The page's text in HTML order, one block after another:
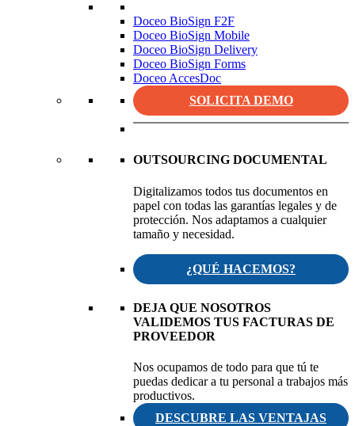
Doceo BioSign F2F
Doceo BioSign Mobile
Doceo BioSign Delivery
Doceo BioSign Forms
Doceo AccesDoc
SOLICITA DEMO
OUTSOURCING DOCUMENTAL
Digitalizamos todos tus documentos en
papel con todas las garantías legales y de
protección. Nos adaptamos a cualquier
tamaño y necesidad.
¿QUÉ HACEMOS?
DEJA QUE NOSOTROS
VALIDEMOS TUS FACTURAS DE
PROVEEDOR
Nos ocupamos de todo para que tú te
puedas dedicar a tu personal a trabajos más
productivos.
DESCUBRE LAS VENTAJAS